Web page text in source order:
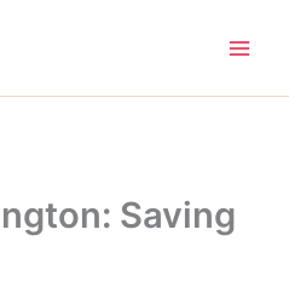
Saving